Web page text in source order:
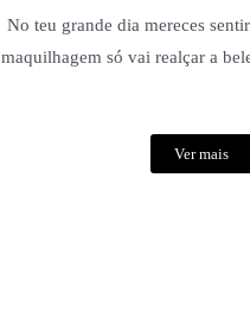
No teu grande dia mereces
maquilhagem só vai realçar a
Ver mais